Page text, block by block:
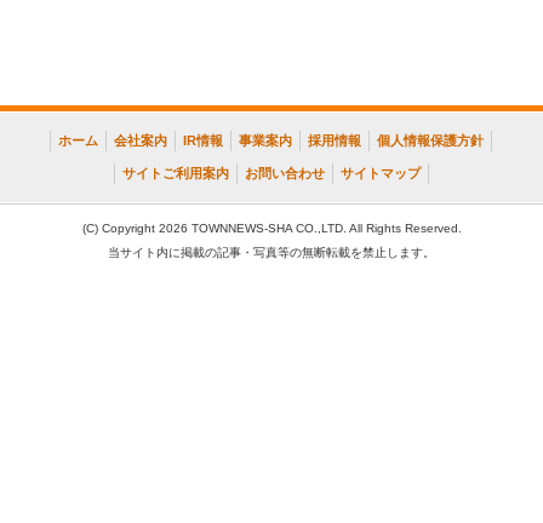
ホーム 会社案内 IR情報 事業案内 採用情報 個人情報保護方針
サイトご利用案内 お問い合わせ サイトマップ
(C) Copyright 2026 TOWNNEWS-SHA CO.,LTD. All Rights Reserved.
当サイト内に掲載の記事・写真等の無断転載を禁止します。